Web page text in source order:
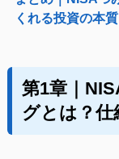
くれる投資の本質
第1章｜
グとは？仕